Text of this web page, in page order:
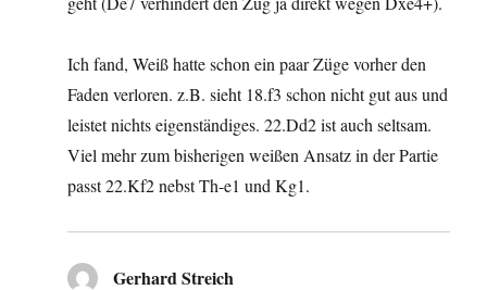
Ich fand, Weiß hatte schon ein paar Züge vorher den
Faden verloren. z.B. sieht 18.f3 schon nicht gut aus und
leistet nichts eigenständiges. 22.Dd2 ist auch seltsam.
Viel mehr zum bisherigen weißen Ansatz in der Partie
passt 22.Kf2 nebst Th-e1 und Kg1.
Gerhard Streich